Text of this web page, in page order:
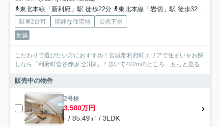
東北本線「新利府」駅 徒歩22分
東北本線「岩切」駅 徒歩32分
駐車2台可 閑静な住宅地
公共下水
新築
こだわりで選びたい方におすすめ！宮城郡利府町エリアで住まいをお探
しなら「利府町菅谷赤坂 全3棟」！歩いて402mのところ... もっと見る
販売中の物件
2号棟
3,580万円
- / 85.49㎡ / 3LDK